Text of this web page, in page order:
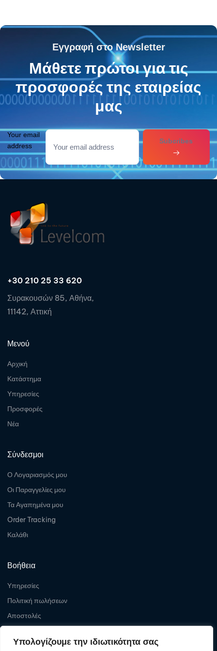
Υπολογίζουμε την ιδιωτικότητα σας
Εγγραφή στο Newsletter
Μάθετε πρώτοι για τις
προσφορές της εταιρείας
μας
Your email
address
Subcribes
+30 210 25 33 620
Συρακουσών 85, Αθήνα,
11142, Αττική
Μενού
Αρχική
Κατάστημα
Υπηρεσίες
Προσφορές
Νέα
Σύνδεσμοι
Ο Λογαριασμός μου
Οι Παραγγελίες μου
Τα Αγαπημένα μου
Order Tracking
Καλάθι
Βοήθεια
Υπηρεσίες
Πολιτική πωλήσεων
Αποστολές